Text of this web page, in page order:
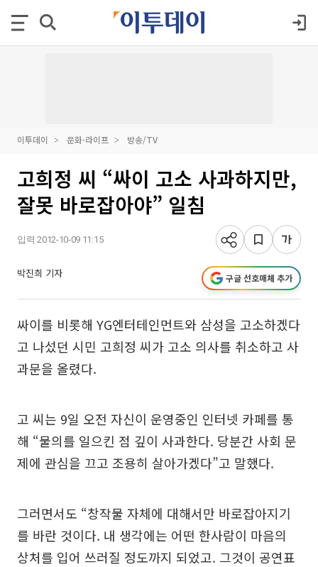
이투데이 문화·라이프 방송/TV
고희정 씨 “싸이 고소 사과하지만,
잘못 바로잡아야” 일침
입력 2012-10-09 11:15
박진희 기자 구글 선호매체 추가
싸이를 비롯해 YG엔터테인먼트와 삼성을 고소하겠다
고 나섰던 시민 고희정 씨가 고소 의사를 취소하고 사
과문을 올렸다.
고 씨는 9일 오전 자신이 운영중인 인터넷 카페를 통
해 “물의를 일으킨 점 깊이 사과한다. 당분간 사회 문
제에 관심을 끄고 조용히 살아가겠다”고 말했다.
그러면서도 “창작물 자체에 대해서만 바로잡아지기
를 바란 것이다. 내 생각에는 어떤 한사람이 마음의
상처를 입어 쓰러질 정도까지 되었고. 그것이 공연표